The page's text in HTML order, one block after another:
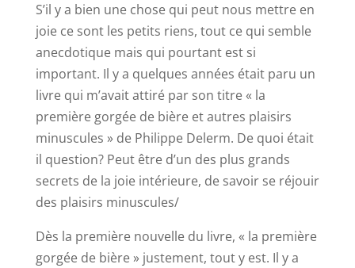
S’il y a bien une chose qui peut nous mettre en
joie ce sont les petits riens, tout ce qui semble
anecdotique mais qui pourtant est si
important. Il y a quelques années était paru un
livre qui m’avait attiré par son titre « la
première gorgée de bière et autres plaisirs
minuscules » de Philippe Delerm. De quoi était
il question? Peut être d’un des plus grands
secrets de la joie intérieure, de savoir se réjouir
des plaisirs minuscules/
Dès la première nouvelle du livre, « la première
gorgée de bière » justement, tout y est. Il y a